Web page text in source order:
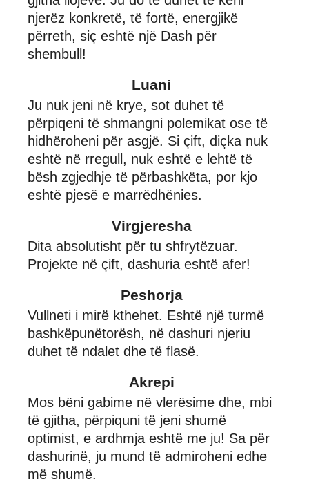
njerëz konkretë, të fortë, energjikë
përreth, siç eshtë një Dash për
shembull!
Luani
Ju nuk jeni në krye, sot duhet të
përpiqeni të shmangni polemikat ose të
hidhëroheni për asgjë. Si çift, diçka nuk
eshtë në rregull, nuk eshtë e lehtë të
bësh zgjedhje të përbashkëta, por kjo
eshtë pjesë e marrëdhënies.
Virgjeresha
Dita absolutisht për tu shfrytëzuar.
Projekte në çift, dashuria eshtë afer!
Peshorja
Vullneti i mirë kthehet. Eshtë një turmë
bashkëpunëtorësh, në dashuri njeriu
duhet të ndalet dhe të flasë.
Akrepi
Mos bëni gabime në vlerësime dhe, mbi
të gjitha, përpiquni të jeni shumë
optimist, e ardhmja eshtë me ju! Sa për
dashurinë, ju mund të admiroheni edhe
më shumë.